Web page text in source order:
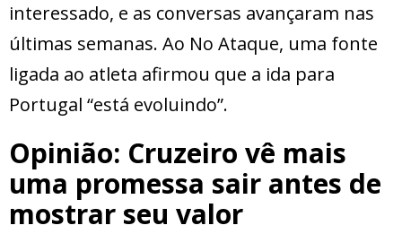
interessado, e as conversas avançaram nas
últimas semanas. Ao No Ataque, uma fonte
ligada ao atleta afirmou que a ida para
Portugal “está evoluindo”.
Opinião: Cruzeiro vê mais
uma promessa sair antes de
mostrar seu valor